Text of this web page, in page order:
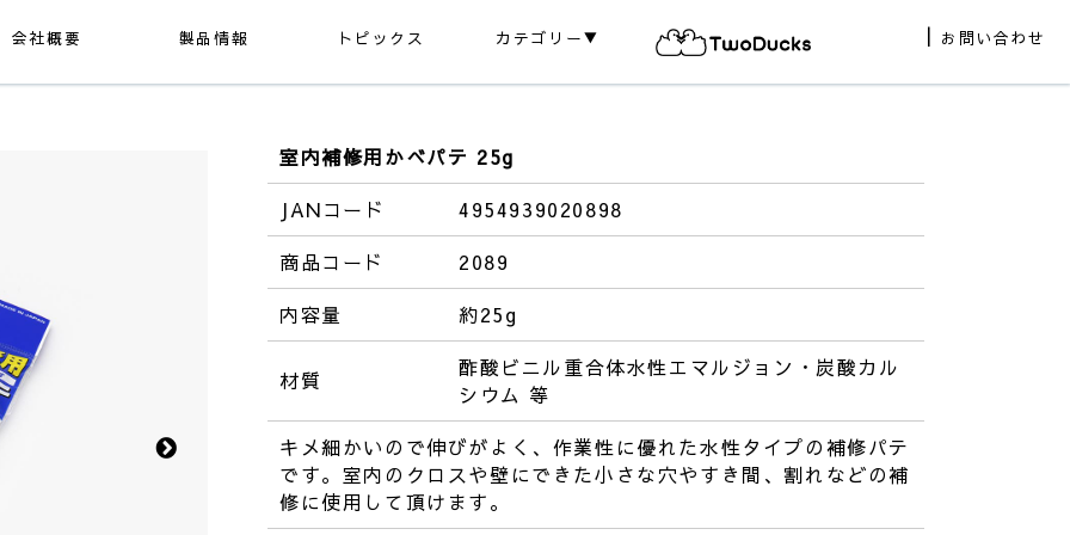
会社概要 製品情報 トピックス カテゴリー▼ お問い合わせ
室内補修用かべパテ 25g
JANコード
4954939020898
商品コード
2089
内容量
約25g
材質
酢酸ビニル重合体水性エマルジョン・炭酸カル
シウム 等
キメ細かいので伸びがよく、作業性に優れた水性タイプの補修パテ
です。室内のクロスや壁にできた小さな穴やすき間、割れなどの補
修に使用して頂けます。